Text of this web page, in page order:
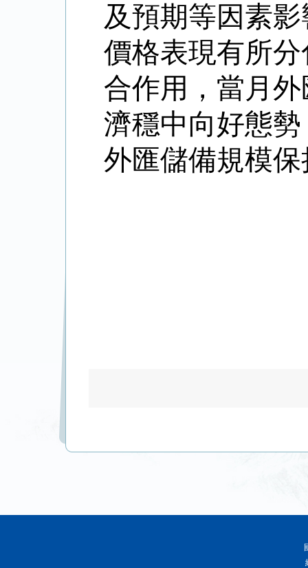
及預期等因素
價格表現有所
合作用，當月
濟穩中向好態
外匯儲備規模